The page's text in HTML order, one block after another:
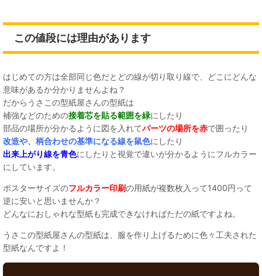
この値段には理由があります
はじめての方は全部同じ色だとどの線が切り取り線で、どこにどんな
意味があるか分かりませんよね？
だからうさこの型紙屋さんの型紙は
補強などのための接着芯を貼る範囲を緑にしたり
部品の場所が分かるように図を入れてパーツの場所を赤で囲ったり
改造や、柄合わせの基準になる線を鼠色にしたり
出来上がり線を青色にしたりと視覚で違いが分かるようにフルカラー
にしています。
ポスターサイズのフルカラー印刷の用紙が複数枚入って1400円って
逆に安いと思いませんか？
どんなにおしゃれな型紙も完成できなければただの紙ですよね。
うさこの型紙屋さんの型紙は、服を作り上げるために色々工夫された
型紙なんですよ！